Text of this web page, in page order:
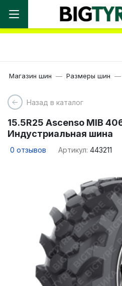
Мы работаем! Большой
доставка по
Магазин шин Размеры шин
Назад в каталог
15.5R25 Ascenso MIB
Индустриальная шина
0 отзывов Артикул: 443211